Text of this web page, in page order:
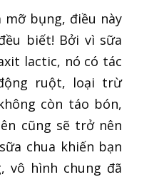
mỡ bụng, điều này
biết! Bởi vì sữa
lactic, nó có tác
ruột, loại trừ
còn táo bón,
cũng sẽ trở nên
chua khiến bạn
vô hình chung đã